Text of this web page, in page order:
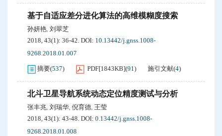
基于自适应差分进化算法的高维模糊度搜索
孙妍艳, 刘翠芝
2018, 43(1): 36-42. DOI: 10.13442/j.gnss.1008-
9268.2018.01.007
摘要(537) PDF[1843KB](91) 施引文献(4)
北斗卫星导航系统动态定位精度测试与分析
张丰兆, 刘瑞华, 倪育德, 王莹
2018, 43(1): 43-48. DOI: 0.13442/j.gnss.1008-
9268.2018.01.008